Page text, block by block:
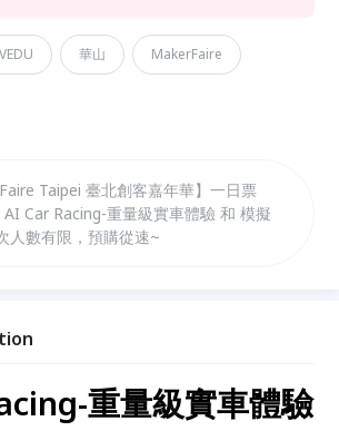
華山 MakerFaire
Taipei 臺北創客嘉年華】一日票
Car Racing-重量級實車體驗 和 模擬
人數有限，預購從速~
重量級實車體驗